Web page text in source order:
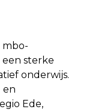
mbo-
sterke
onderwijs.
en
Ede,